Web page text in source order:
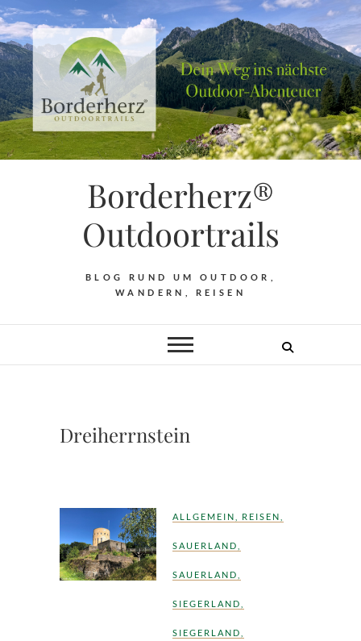
Borderherz®
Outdoortrails
BLOG RUND UM OUTDOOR,
WANDERN, REISEN
Dreiherrnstein
ALLGEMEIN REISEN
SAUERLAND
SAUERLAND
SIEGERLAND
SIEGERLAND